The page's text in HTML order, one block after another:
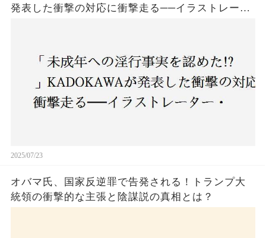
発表した衝撃の対応に衝撃走る──イラストレータ
2025/07/23
オバマ氏、国家反逆罪で告発される！トランプ大
統領の衝撃的な主張と陰謀説の真相とは？